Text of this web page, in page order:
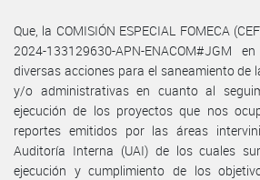
Que, la COMISIÓN ESPECIAL FOMECA
2024-133129630-APN-ENACOM#JGM
diversas acciones para el saneamiento de
y/o administrativas en cuanto al
ejecución de los proyectos que nos
reportes emitidos por las áreas
Auditoría Interna (UAI) de los cuales
ejecución y cumplimiento de los